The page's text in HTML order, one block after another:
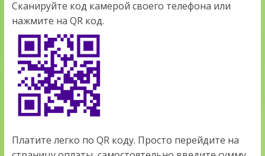
Сканируйте код камерой своего телефона или
нажмите на QR код.
Платите легко по QR коду. Просто перейдите на